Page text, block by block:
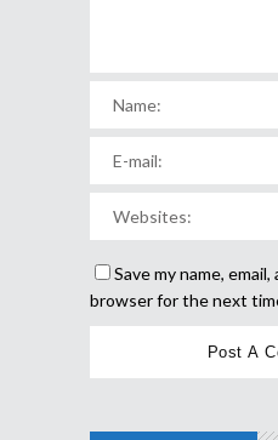
Save my name,
browser for the next